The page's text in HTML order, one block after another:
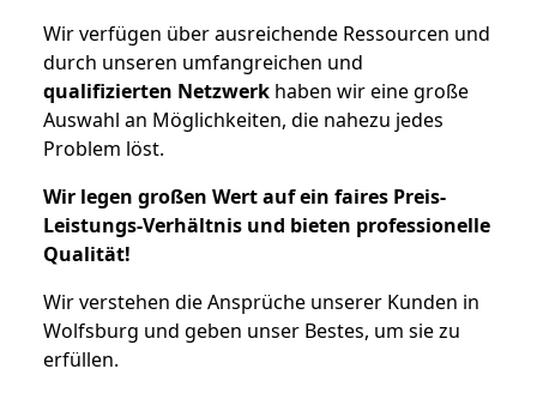
Wir verfügen über ausreichende Ressourcen und
durch unseren umfangreichen und
qualifizierten Netzwerk haben wir eine große
Auswahl an Möglichkeiten, die nahezu jedes
Problem löst.
Wir legen großen Wert auf ein faires Preis-
Leistungs-Verhältnis und bieten professionelle
Qualität!
Wir verstehen die Ansprüche unserer Kunden in
Wolfsburg und geben unser Bestes, um sie zu
erfüllen.